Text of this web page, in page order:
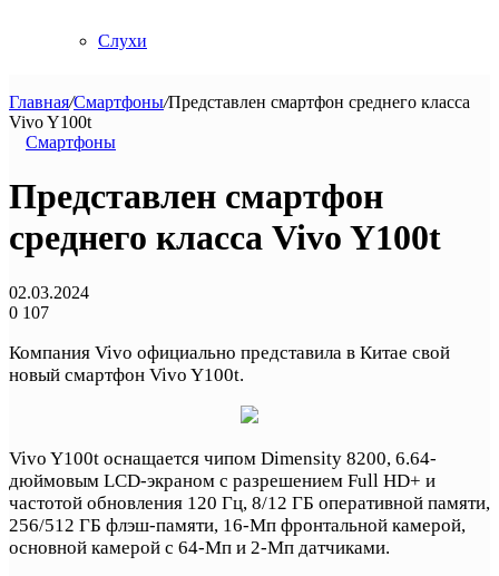
Слухи
Главная/Смартфоны/Представлен смартфон среднего класса
Vivo Y100t
Смартфоны
Представлен смартфон
среднего класса Vivo Y100t
02.03.2024
0 107
Компания Vivo официально представила в Китае свой
новый смартфон Vivo Y100t.
Vivo Y100t оснащается чипом Dimensity 8200, 6.64-
дюймовым LCD-экраном с разрешением Full HD+ и
частотой обновления 120 Гц, 8/12 ГБ оперативной памяти,
256/512 ГБ флэш-памяти, 16-Мп фронтальной камерой,
основной камерой с 64-Мп и 2-Мп датчиками.